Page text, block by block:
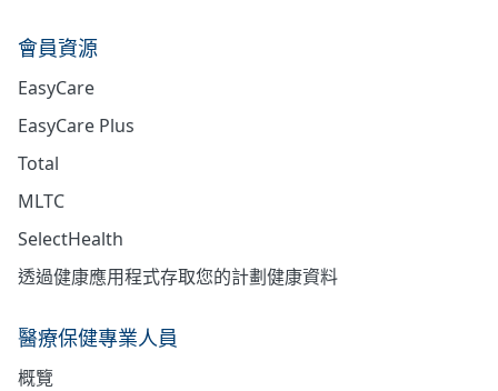
會員資源
EasyCare
EasyCare Plus
Total
MLTC
SelectHealth
透過健康應用程式存取您的計劃健康資料
醫療保健專業人員
概覽